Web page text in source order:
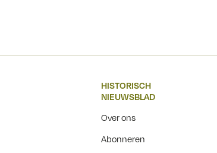
de vijftiende-eeuwse Italiaanse
huwelijksmarkt...
HISTORISCH
NIEUWSBLAD
Over ons
Abonneren